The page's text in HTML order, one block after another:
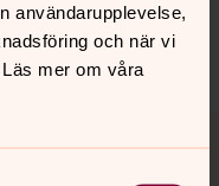
användarupplevelse,
och när vi
mer om våra